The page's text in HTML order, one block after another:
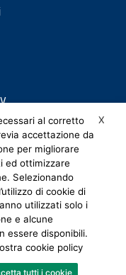
X
al corretto
accettazione da
per migliorare
ed ottimizzare
Selezionando
di cookie di
utilizzati solo i
e alcune
essere disponibili.
cookie policy
tutti i cookie